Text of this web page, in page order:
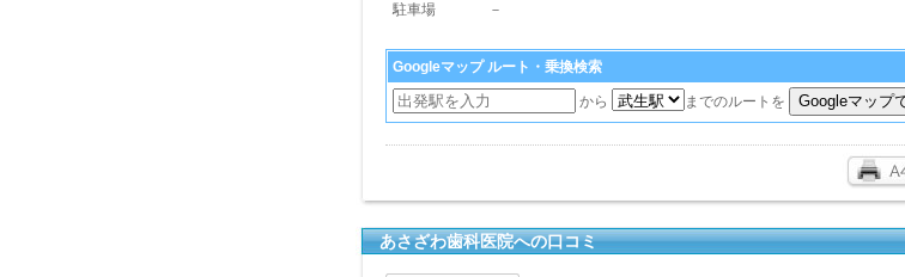
駐車場
－
Googleマップ ルート・乗換検索
から までのルートを
あさざわ歯科医院への口コミ